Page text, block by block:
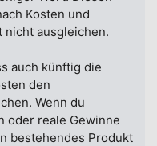
Kosten und
nicht ausgleichen.
auch künftig die
den
Wenn du
oder reale Gewinne
bestehendes Produkt